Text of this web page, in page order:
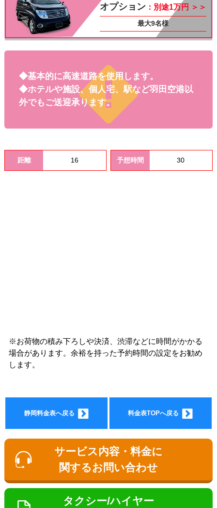
その他
料金
ョン料
金
オプション ：別途1万円 ＞＞
最大9名様
◆基本的に高速道路を使用します。
◆ホテルや施設、個人宅、駅など羽田空港以
外でもご送迎承ります。
距離 16 予想時間 30
※お荷物の積み下ろしや決済、渋滞などに時間がかかる
場合があります。余裕を持った予約時間の設定をお勧め
します。
静岡料金表へ戻る 料金表TOPへ戻る
サービス内容・料金に
関するお問い合わせ
タクシー/ハイヤー